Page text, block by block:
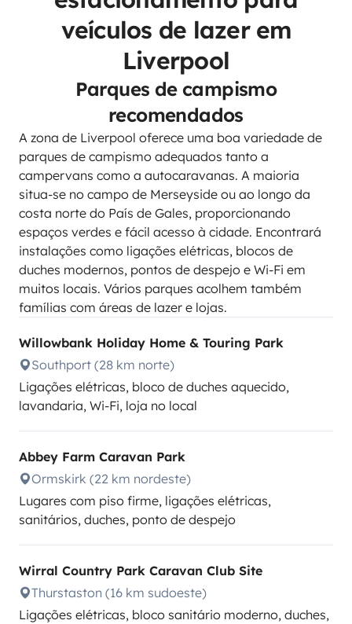
veículos de lazer em
Liverpool
Parques de campismo
recomendados
A zona de Liverpool oferece uma boa variedade de
parques de campismo adequados tanto a
campervans como a autocaravanas. A maioria
situa-se no campo de Merseyside ou ao longo da
costa norte do País de Gales, proporcionando
espaços verdes e fácil acesso à cidade. Encontrará
instalações como ligações elétricas, blocos de
duches modernos, pontos de despejo e Wi-Fi em
muitos locais. Vários parques acolhem também
famílias com áreas de lazer e lojas.
Willowbank Holiday Home & Touring Park
Southport (28 km norte)
Ligações elétricas, bloco de duches aquecido,
lavandaria, Wi-Fi, loja no local
Abbey Farm Caravan Park
Ormskirk (22 km nordeste)
Lugares com piso firme, ligações elétricas,
sanitários, duches, ponto de despejo
Wirral Country Park Caravan Club Site
Thurstaston (16 km sudoeste)
Ligações elétricas, bloco sanitário moderno, duches,